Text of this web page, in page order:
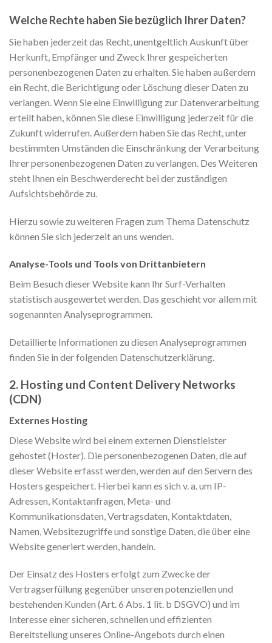
Welche Rechte haben Sie bezüglich Ihrer Daten?
Sie haben jederzeit das Recht, unentgeltlich Auskunft über
Herkunft, Empfänger und Zweck Ihrer gespeicherten
personenbezogenen Daten zu erhalten. Sie haben außerdem
ein Recht, die Berichtigung oder Löschung dieser Daten zu
verlangen. Wenn Sie eine Einwilligung zur Datenverarbeitung
erteilt haben, können Sie diese Einwilligung jederzeit für die
Zukunft widerrufen. Außerdem haben Sie das Recht, unter
bestimmten Umständen die Einschränkung der Verarbeitung
Ihrer personenbezogenen Daten zu verlangen. Des Weiteren
steht Ihnen ein Beschwerderecht bei der zuständigen
Aufsichtsbehörde zu.
Hierzu sowie zu weiteren Fragen zum Thema Datenschutz
können Sie sich jederzeit an uns wenden.
Analyse-Tools und Tools von Dritt­anbietern
Beim Besuch dieser Website kann Ihr Surf-Verhalten
statistisch ausgewertet werden. Das geschieht vor allem mit
sogenannten Analyseprogrammen.
Detaillierte Informationen zu diesen Analyseprogrammen
finden Sie in der folgenden Datenschutzerklärung.
2. Hosting und Content Delivery Networks
(CDN)
Externes Hosting
Diese Website wird bei einem externen Dienstleister
gehostet (Hoster). Die personenbezogenen Daten, die auf
dieser Website erfasst werden, werden auf den Servern des
Hosters gespeichert. Hierbei kann es sich v. a. um IP-
Adressen, Kontaktanfragen, Meta- und
Kommunikationsdaten, Vertragsdaten, Kontaktdaten,
Namen, Websitezugriffe und sonstige Daten, die über eine
Website generiert werden, handeln.
Der Einsatz des Hosters erfolgt zum Zwecke der
Vertragserfüllung gegenüber unseren potenziellen und
bestehenden Kunden (Art. 6 Abs. 1 lit. b DSGVO) und im
Interesse einer sicheren, schnellen und effizienten
Bereitstellung unseres Online-Angebots durch einen